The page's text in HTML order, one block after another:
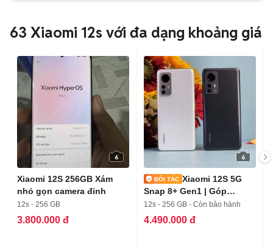
63 Xiaomi 12s với đa dạng khoảng giá
6
Xiaomi 12S 256GB Xám
nhỏ gọn camera đỉnh
12s - 256 GB
3.800.000 đ
6
Xiaomi 12S 5G
Snap 8+ Gen1 | Góp
Online_ Ship COD
12s - 256 GB - Còn bảo hành
4.490.000 đ